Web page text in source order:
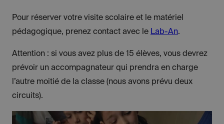
Pour réserver votre visite scolaire et le matériel
pédagogique, prenez contact avec le Lab-An.
Attention : si vous avez plus de 15 élèves, vous devrez
prévoir un accompagnateur qui prendra en charge
l’autre moitié de la classe (nous avons prévu deux
circuits).